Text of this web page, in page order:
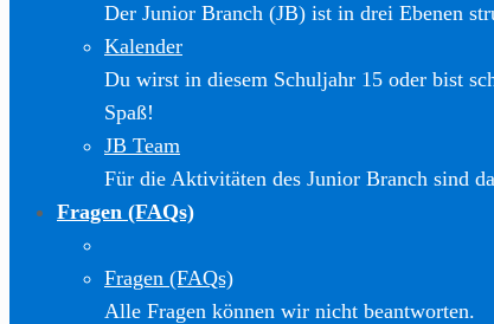
Der Junior Branch (JB) ist in drei Ebenen
Kalender
Du wirst in diesem Schuljahr 15 oder bist
Spaß!
JB Team
Für die Aktivitäten des Junior Branch sind
Fragen (FAQs)
Fragen (FAQs)
Alle Fragen können wir nicht beantworten.